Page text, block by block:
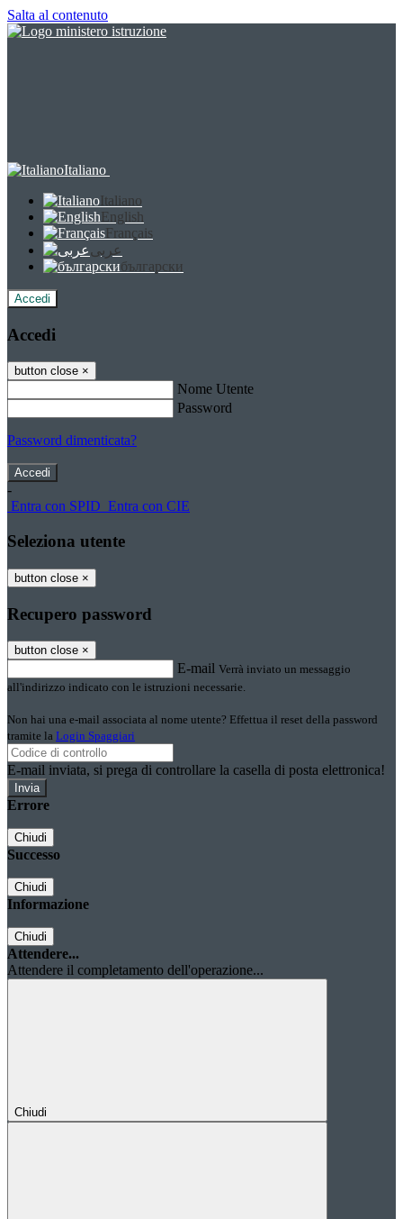
Salta al contenuto
Italiano
Italiano
English
Français
عربى
български
Accedi
Accedi
button close ×
Nome Utente
Password
Password dimenticata?
-
Entra con SPID Entra con CIE
Seleziona utente
button close ×
Recupero password
button close ×
E-mail Verrà inviato un messaggio
all'indirizzo indicato con le istruzioni necessarie.
Non hai una e-mail associata al nome utente? Effettua il reset della password
tramite la Login Spaggiari
E-mail inviata, si prega di controllare la casella di posta elettronica!
Errore
Chiudi
Successo
Chiudi
Informazione
Chiudi
Attendere...
Attendere il completamento dell'operazione...
Chiudi